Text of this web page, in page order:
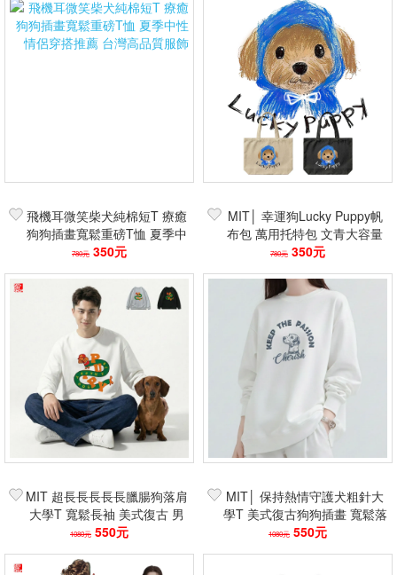
飛機耳微笑柴犬純棉短T 療癒
狗狗插畫寬鬆重磅T恤 夏季中
性情侶穿搭推薦 台灣高品質服
飾
780元 350元
MIT│ 幸運狗Lucky Puppy帆
布包 萬用托特包 文青大容量
手提袋 學生上班族購物袋
780元 350元
MIT 超長長長長長臘腸狗落肩
大學T 寬鬆長袖 美式復古 男
生女情侶裝 搞怪可愛保暖 長
袖上衣
1080元 550元
MIT│ 保持熱情守護犬粗針大
學T 美式復古狗狗插畫 寬鬆落
肩重磅保暖上衣 質感簡約情侶
款
1080元 550元